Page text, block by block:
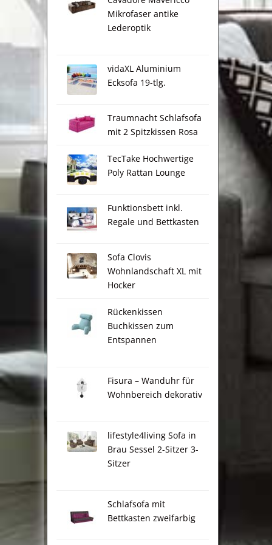
Mikrofaser antike
Lederoptik
vidaXL Aluminium
Ecksofa 19-tlg.
Traumnacht Schlafsofa
mit 2 Spitzkissen Rosa
TecTake Hochwertige
Poly Rattan Lounge
Funktionsbett inkl.
Regale und Bettkasten
Sofa Clovis
Wohnlandschaft XL mit
Hocker
Rückenkissen
Buchkissen zum
Entspannen
Fisura – Wanduhr für
Wohnbereich dekorativ
lifestyle4living Sofa in
Brau Sessel 2-Sitzer 3-
Sitzer
Schlafsofa mit
Bettkasten zweifarbig